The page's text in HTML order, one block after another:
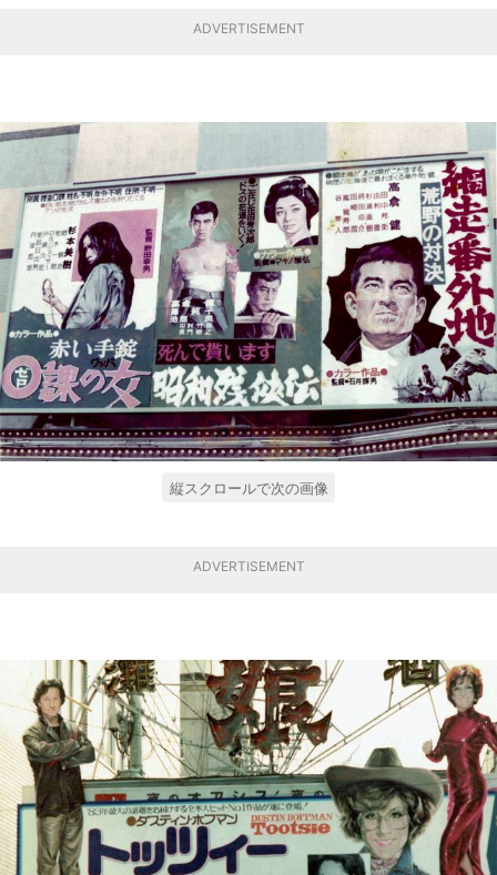
ADVERTISEMENT
縦スクロールで次の画像
ADVERTISEMENT